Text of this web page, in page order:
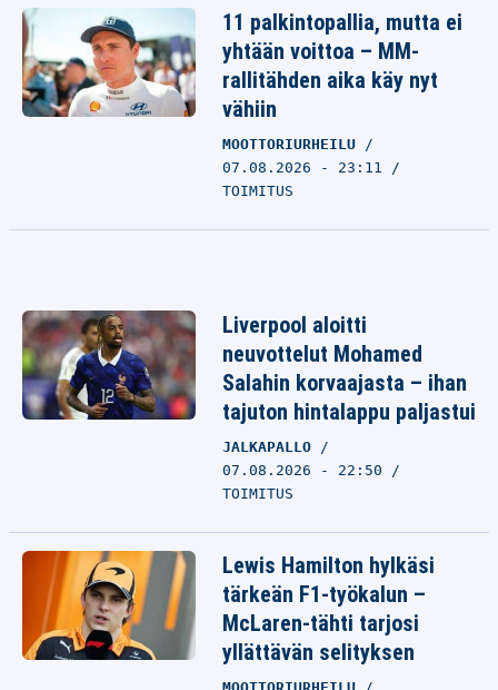
11 palkintopallia, mutta ei
yhtään voittoa – MM-
rallitähden aika käy nyt
vähiin
MOOTTORIURHEILU
07.08.2026 - 23:11
TOIMITUS
Liverpool aloitti
neuvottelut Mohamed
Salahin korvaajasta – ihan
tajuton hintalappu paljastui
JALKAPALLO
07.08.2026 - 22:50
TOIMITUS
Lewis Hamilton hylkäsi
tärkeän F1-työkalun –
McLaren-tähti tarjosi
yllättävän selityksen